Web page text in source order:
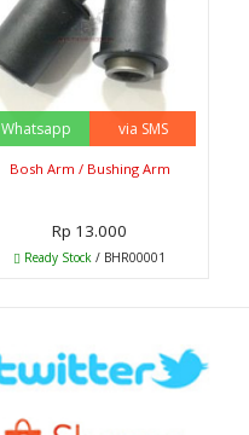
Whatsapp via SMS
Bosh Arm / Bushing Arm
Rp 13.000
Ready Stock / BHR00001